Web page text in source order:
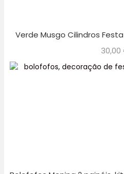
Verde Musgo Cilindros
30,00